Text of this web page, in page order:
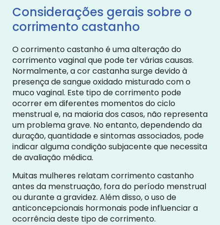
Considerações gerais sobre o
corrimento castanho
O corrimento castanho é uma alteração do
corrimento vaginal que pode ter várias causas.
Normalmente, a cor castanha surge devido à
presença de sangue oxidado misturado com o
muco vaginal. Este tipo de corrimento pode
ocorrer em diferentes momentos do ciclo
menstrual e, na maioria dos casos, não representa
um problema grave. No entanto, dependendo da
duração, quantidade e sintomas associados, pode
indicar alguma condição subjacente que necessita
de avaliação médica.
Muitas mulheres relatam corrimento castanho
antes da menstruação, fora do período menstrual
ou durante a gravidez. Além disso, o uso de
anticoncepcionais hormonais pode influenciar a
ocorrência deste tipo de corrimento.